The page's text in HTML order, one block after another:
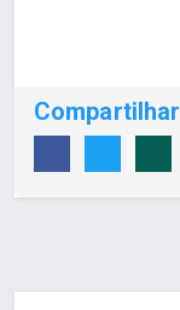
Compartilhar